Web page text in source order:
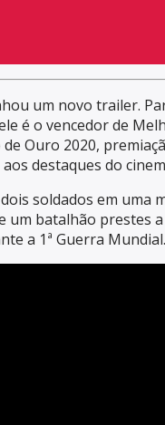
um novo trailer.
é o vencedor de
Ouro 2020,
destaques do
soldados em uma
um batalhão prestes
a 1ª Guerra Mundial.